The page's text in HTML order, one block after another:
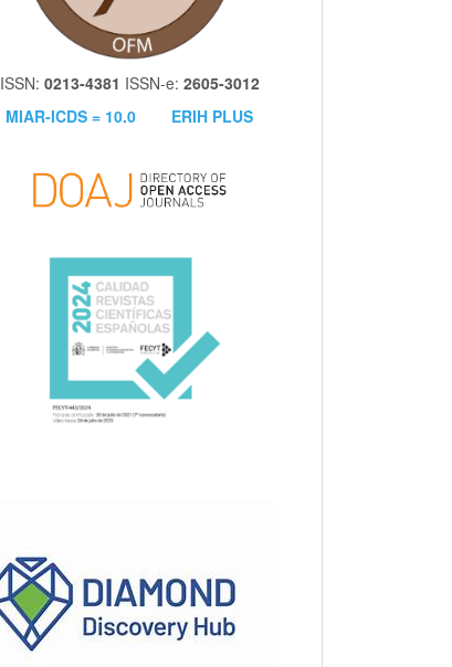
ISSN: 0213-4381 ISSN-e: 2605-3012
MIAR-ICDS = 10.0
ERIH PLUS